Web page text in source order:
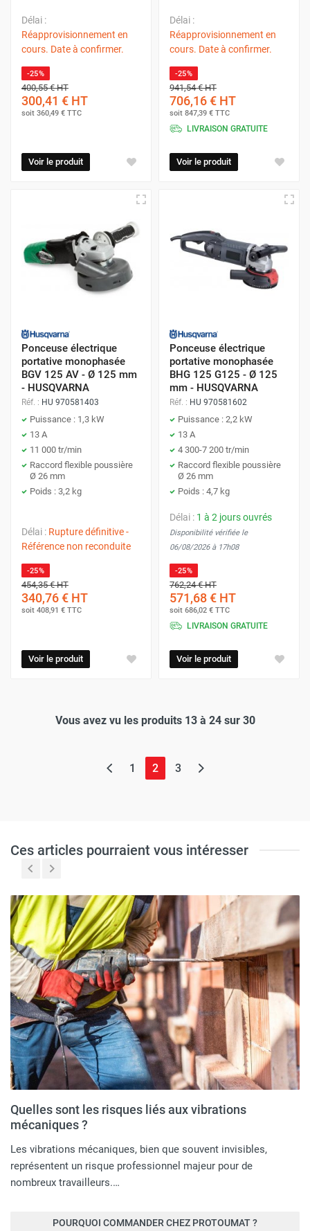
Délai :
Réapprovisionnement en
cours. Date à confirmer.
-25%
400,55 €HT
300,41 € HT
soit 360,49 € TTC
Voir le produit
Délai :
Réapprovisionnement en
cours. Date à confirmer.
-25%
941,54 €HT
706,16 € HT
soit 847,39 € TTC
LIVRAISON GRATUITE
Voir le produit
Ponceuse électrique
portative monophasée
BGV 125 AV - Ø 125 mm
- HUSQVARNA
Réf. : HU 970581403
Puissance : 1,3 kW
13 A
11 000 tr/min
Raccord flexible poussière
Ø 26 mm
Poids : 3,2 kg
Délai : Rupture définitive -
Référence non reconduite
-25%
454,35 €HT
340,76 € HT
soit 408,91 € TTC
Voir le produit
Ponceuse électrique
portative monophasée
BHG 125 G125 - Ø 125
mm - HUSQVARNA
Réf. : HU 970581602
Puissance : 2,2 kW
13 A
4 300-7 200 tr/min
Raccord flexible poussière
Ø 26 mm
Poids : 4,7 kg
Délai : 1 à 2 jours ouvrés
Disponibilité vérifiée le
06/08/2026 à 17h08
-25%
762,24 €HT
571,68 € HT
soit 686,02 € TTC
LIVRAISON GRATUITE
Voir le produit
Vous avez vu les produits 13 à 24 sur 30
1 2(page actuelle)
3
Ces articles pourraient vous intéresser
Quelles sont les risques liés aux vibrations
mécaniques ?
Les vibrations mécaniques, bien que souvent invisibles,
représentent un risque professionnel majeur pour de
nombreux travailleurs.…
POURQUOI COMMANDER CHEZ PROTOUMAT ?